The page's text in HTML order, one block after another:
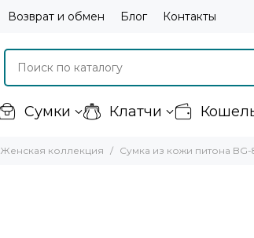
Возврат и обмен Блог Контакты
Сумки Клатчи
Женская коллекция Сумка из кожи питона